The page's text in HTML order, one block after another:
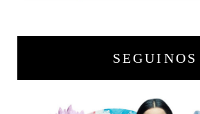
SEGUINOS